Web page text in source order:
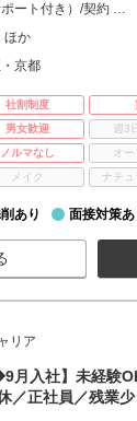
ート付き）/契約 …
ほか
京都
社割制度
男女歓迎 週3
ノルマなし オ
メイク ナチュ
あり 面接対策あ
リア
月入社】未経験
／正社員／残業少